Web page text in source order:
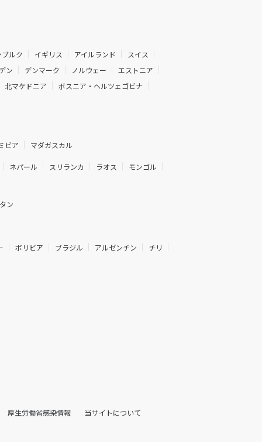
ルク イギリス アイルランド
スイス
ン デンマーク ノルウェー
エストニア
北マケドニア
ボスニア・ヘルツェゴビナ
ビア マダガスカル
ネパール スリランカ ラオス
モンゴル
ン
ボリビア ブラジル アルゼンチン
チリ
厚生労働省感染情報
当サイトについて